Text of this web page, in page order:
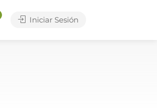
Iniciar Sesión